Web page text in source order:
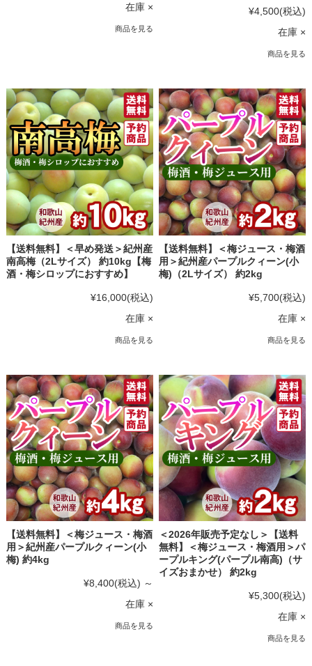
在庫 ×
商品を見る
¥4,500(税込)
在庫 ×
商品を見る
【送料無料】＜早め発送＞紀州産
南高梅（2Lサイズ） 約10kg【梅
酒・梅シロップにおすすめ】
¥16,000(税込)
在庫 ×
商品を見る
【送料無料】＜梅ジュース・梅酒
用＞紀州産パープルクィーン(小
梅)（2Lサイズ） 約2kg
¥5,700(税込)
在庫 ×
商品を見る
【送料無料】＜梅ジュース・梅酒
用＞紀州産パープルクィーン(小
梅) 約4kg
¥8,400(税込) ～
在庫 ×
商品を見る
＜2026年販売予定なし＞【送料
無料】＜梅ジュース・梅酒用＞パ
ープルキング(パープル南高)（サ
イズおまかせ） 約2kg
¥5,300(税込)
在庫 ×
商品を見る